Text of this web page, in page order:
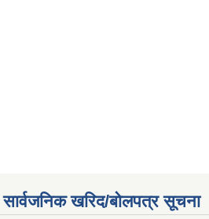
सार्वजनिक खरिद/बोलपत्र सूचना